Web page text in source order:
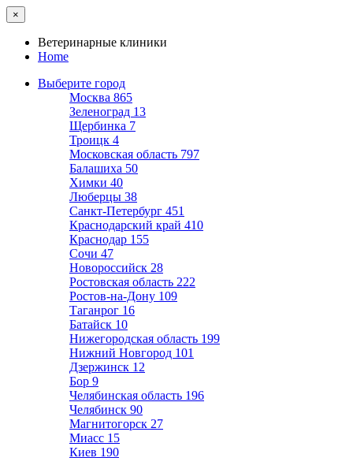
×
Ветеринарные клиники
Home
Выберите город
Москва 865
Зеленоград 13
Щербинка 7
Троицк 4
Московская область 797
Балашиха 50
Химки 40
Люберцы 38
Санкт-Петербург 451
Краснодарский край 410
Краснодар 155
Сочи 47
Новороссийск 28
Ростовская область 222
Ростов-на-Дону 109
Таганрог 16
Батайск 10
Нижегородская область 199
Нижний Новгород 101
Дзержинск 12
Бор 9
Челябинская область 196
Челябинск 90
Магнитогорск 27
Миасс 15
Киев 190